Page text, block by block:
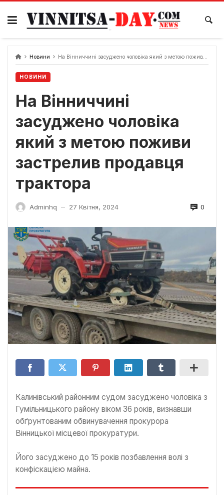
Skip
content
Новини На Вінниччині засуджено чоловіка який з метою поживи застрелив продавця трактора
НОВИНИ
На Вінниччині
засуджено чоловіка
який з метою поживи
застрелив продавця
трактора
Adminhq — 27 Квітня, 2024 0
Калинівський районним судом засуджено чоловіка з
Гумільницького району віком 36 років, визнавши
обґрунтованим обвинувачення прокурора
Вінницької місцевої прокуратури.
Його засуджено до 15 років позбавлення волі з
конфіскацією майна.